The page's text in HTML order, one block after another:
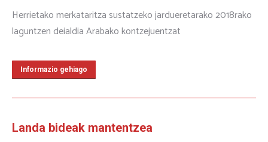
Herrietako merkataritza sustatzeko jardueretarako 2018rako
laguntzen deialdia Arabako kontzejuentzat
Informazio gehiago
Landa bideak mantentzea